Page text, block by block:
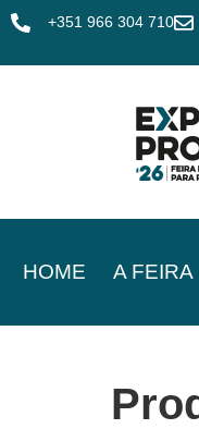
+351 966 304 710
HOME A FEIRA